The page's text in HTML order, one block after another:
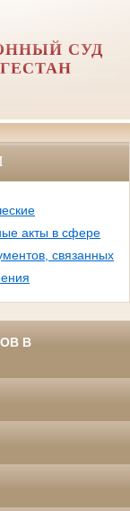
СУД
акты в сфере
связанных
В